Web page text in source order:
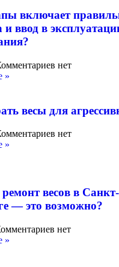
включает
и ввод в
нет
»
весы для
нет
»
весов в Санкт-
— это возможно?
нет
»